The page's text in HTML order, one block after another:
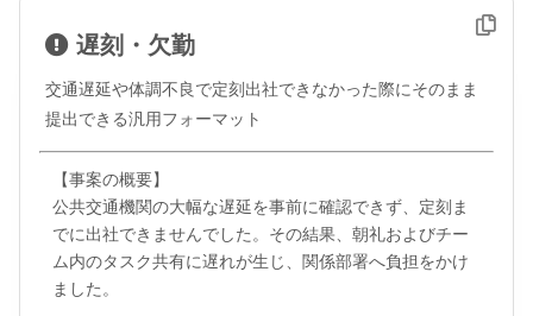
遅刻・欠勤
交通遅延や体調不良で定刻出社できなかった際にそのまま
提出できる汎用フォーマット
【事案の概要】
公共交通機関の大幅な遅延を事前に確認できず、定刻ま
でに出社できませんでした。その結果、朝礼およびチー
ム内のタスク共有に遅れが生じ、関係部署へ負担をかけ
ました。